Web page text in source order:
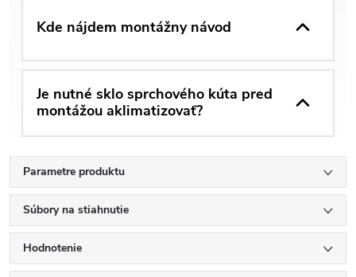
Kde nájdem montážny návod
Je nutné sklo sprchového kúta pred
montážou aklimatizovať?
Parametre produktu
Súbory na stiahnutie
Hodnotenie